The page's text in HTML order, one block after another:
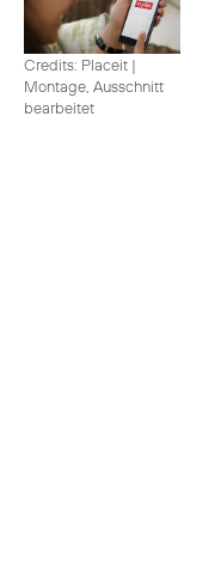
Credits: Placeit |
Montage, Ausschnitt
bearbeitet